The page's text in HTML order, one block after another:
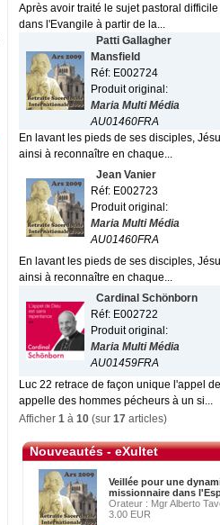
Après avoir traité le sujet pastoral
dans l'Evangile à partir de la...
Patti Gallagher
Mansfield
Réf: E002724
Produit original:
Maria Multi Média
AU01460FRA
En lavant les pieds de ses disciples,
ainsi à reconnaître en chaque...
Jean Vanier
Réf: E002723
Produit original:
Maria Multi Média
AU01460FRA
En lavant les pieds de ses disciples,
ainsi à reconnaître en chaque...
Cardinal Schönborn
Réf: E002722
Produit original:
Maria Multi Média
AU01459FRA
Luc 22 retrace de façon unique l'appel
appelle des hommes pécheurs à un si...
Afficher 1 à 10 (sur 17 articles)
Nouveautés - eXultet
Veillée pour une
missionnaire dans
Orateur : Mgr Alberto
3.00 EUR